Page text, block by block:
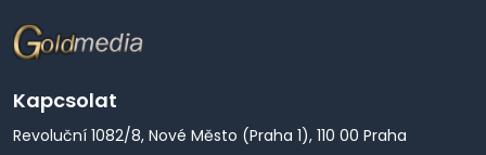
Kapcsolat
Revoluční 1082/8, Nové Město (Praha 1), 110 00 Praha